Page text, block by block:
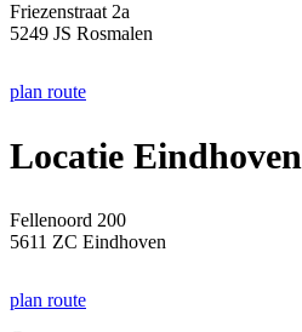
Friezenstraat 2a
5249 JS Rosmalen
plan route
Locatie Eindhoven
Fellenoord 200
5611 ZC Eindhoven
plan route